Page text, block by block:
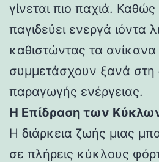
γίνεται πιο παχιά.
παγιδεύει ενεργά ιόντα
καθιστώντας τα
συμμετάσχουν ξανά στη
παραγωγής ενέργειας.
Η Επίδραση των
Η διάρκεια ζωής μιας
σε πλήρεις κύκλους